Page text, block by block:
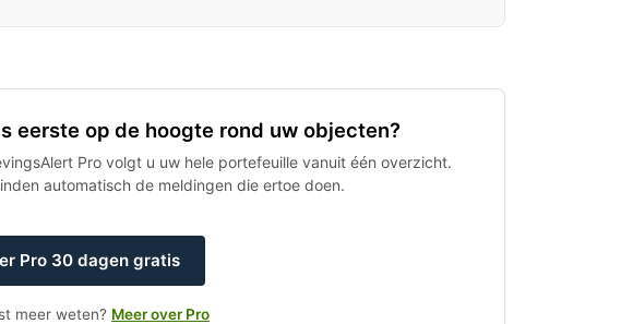
eerste op de hoogte rond uw objecten?
Pro volgt u uw hele portefeuille vanuit één overzicht.
automatisch de meldingen die ertoe doen.
Pro 30 dagen gratis
meer weten? Meer over Pro